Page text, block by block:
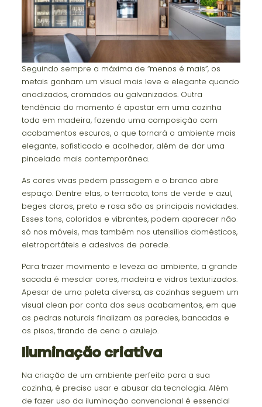
Seguindo sempre a máxima de “menos é mais”, os
metais ganham um visual mais leve e elegante quando
anodizados, cromados ou galvanizados. Outra
tendência do momento é apostar em uma cozinha
toda em madeira, fazendo uma composição com
acabamentos escuros, o que tornará o ambiente mais
elegante, sofisticado e acolhedor, além de dar uma
pincelada mais contemporânea.
As cores vivas pedem passagem e o branco abre
espaço. Dentre elas, o terracota, tons de verde e azul,
beges claros, preto e rosa são as principais novidades.
Esses tons, coloridos e vibrantes, podem aparecer não
só nos móveis, mas também nos utensílios domésticos,
eletroportáteis e adesivos de parede.
Para trazer movimento e leveza ao ambiente, a grande
sacada é mesclar cores, madeira e vidros texturizados.
Apesar de uma paleta diversa, as cozinhas seguem um
visual clean por conta dos seus acabamentos, em que
as pedras naturais finalizam as paredes, bancadas e
os pisos, tirando de cena o azulejo.
Iluminação criativa
Na criação de um ambiente perfeito para a sua
cozinha, é preciso usar e abusar da tecnologia. Além
de fazer uso da iluminação convencional é essencial